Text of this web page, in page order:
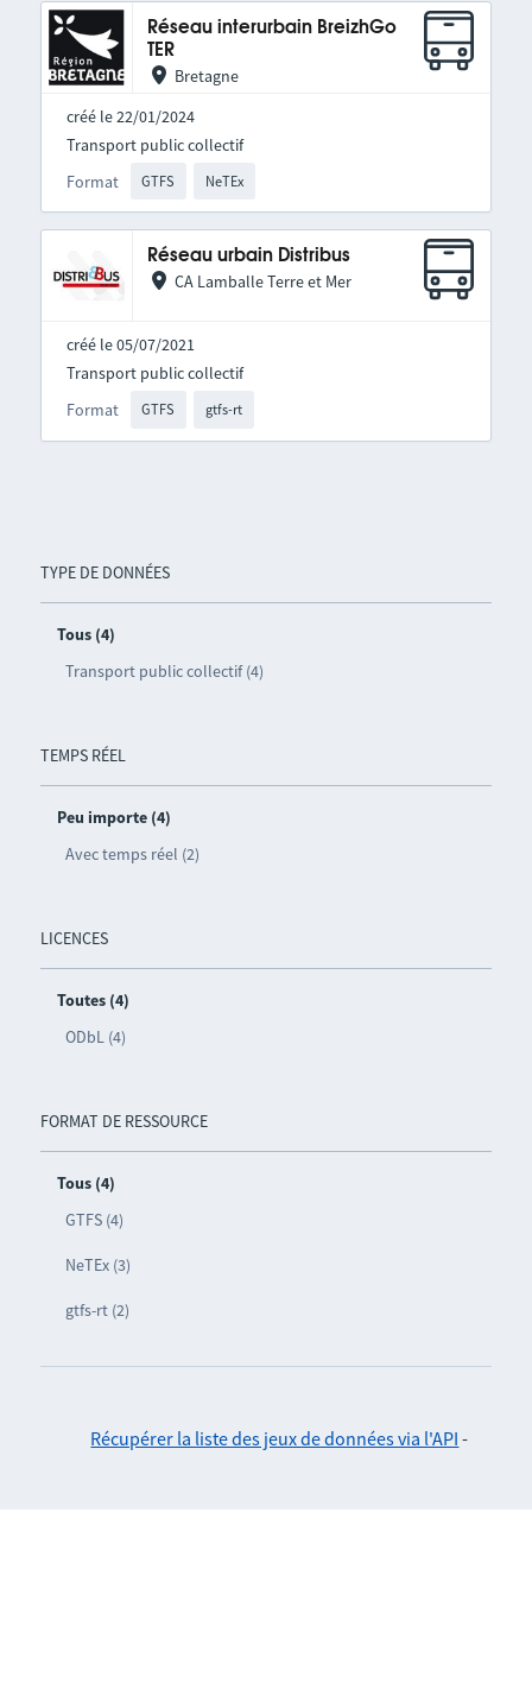
TYPE DE DONNÉES
Tous (4)
Transport public collectif (4)
TEMPS RÉEL
Peu importe (4)
Avec temps réel (2)
LICENCES
Toutes (4)
ODbL (4)
FORMAT DE RESSOURCE
Tous (4)
GTFS (4)
NeTEx (3)
gtfs-rt (2)
Réseau interurbain BreizhGo
TER
Bretagne
créé le 22/01/2024
Format GTFS NeTEx
Transport public collectif
Réseau urbain Distribus
CA Lamballe Terre et Mer
créé le 05/07/2021
Format GTFS gtfs-rt
Transport public collectif
Récupérer la liste des jeux de données via l'API -